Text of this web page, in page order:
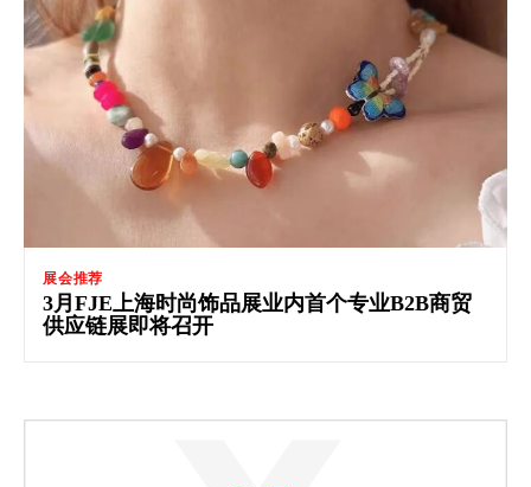
展会推荐
3月FJE上海时尚饰品展业内首个专业B2B商贸
供应链展即将召开